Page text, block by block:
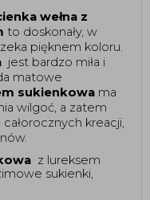
wełna z
to doskonały, w
pięknem koloru.
jest bardzo miła i
matowe
sukienkowa ma
wilgoć, a zatem
kreacji,
z lureksem
sukienki,